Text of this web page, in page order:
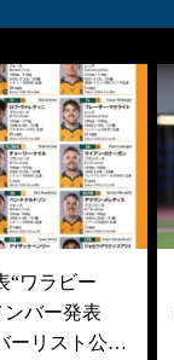
“ワラビー
ンバー発表
ーリスト公…